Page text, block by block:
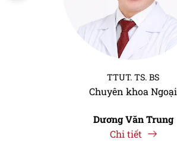
TTUT. TS. BS
Chuyên khoa Ngoại
Dương Văn Trung
Chi tiết